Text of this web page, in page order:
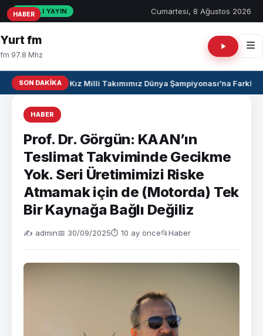
CANLI YAYIN Cumartesi, 8 Ağustos 2026
Yurt fm
fm 97.8 Mhz
SON DAKIKAU17 Kız Milli Takımımız Dünya Şampiyonası’na Farklı
HABER
Prof. Dr. Görgün: KAAN’ın
Teslimat Takviminde Gecikme
Yok. Seri Üretimimizi Riske
Atmamak için de (Motorda) Tek
Bir Kaynağa Bağlı Değiliz
✍️ admin📅 30/09/2025⏱ 10 ay önce📂Haber
HABER
HABER
HABER